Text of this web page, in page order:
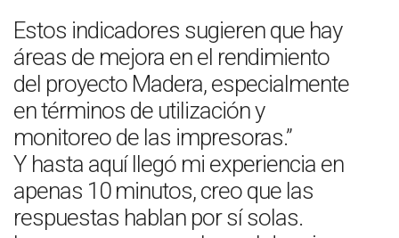
Estos indicadores sugieren que hay
áreas de mejora en el rendimiento
del proyecto Madera, especialmente
en términos de utilización y
monitoreo de las impresoras.”
Y hasta aquí llegó mi experiencia en
apenas 10 minutos, creo que las
respuestas hablan por sí solas.